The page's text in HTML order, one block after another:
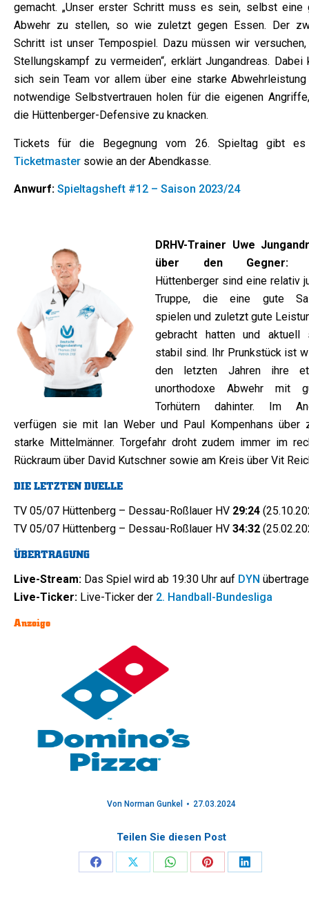
gemacht. „Unser erster Schritt muss es sein, selbst eine
Abwehr zu stellen, so wie zuletzt gegen Essen. Der
Schritt ist unser Tempospiel. Dazu müssen wir
Stellungskampf zu vermeiden“, erklärt Jungandreas. Dabei
sich sein Team vor allem über eine starke
notwendige Selbstvertrauen holen für die eigenen
die Hüttenberger-Defensive zu knacken.
Tickets für die Begegnung vom 26. Spieltag gibt
Ticketmaster sowie an der Abendkasse.
Anwurf: Spieltagsheft #12 – Saison 2023/24
DRHV-Trainer Uwe
über den Gegner:
Hüttenberger sind eine relativ
Truppe, die eine gute
spielen und zuletzt gute
gebracht hatten und aktuell
stabil sind. Ihr Prunkstück ist
den letzten Jahren ihre
unorthodoxe Abwehr mit
Torhütern dahinter. Im
verfügen sie mit Ian Weber und Paul Kompenhans über
starke Mittelmänner. Torgefahr droht zudem immer im
Rückraum über David Kutschner sowie am Kreis über Vit
DIE LETZTEN DUELLE
TV 05/07 Hüttenberg – Dessau-Roßlauer HV 29:24
TV 05/07 Hüttenberg – Dessau-Roßlauer HV 34:32
ÜBERTRAGUNG
Live-Stream: Das Spiel wird ab 19:30 Uhr auf DYN
Live-Ticker: Live-Ticker der 2. Handball-Bundesliga
Anzeige
Von Norman Gunkel 27.03.2024
Teilen Sie diesen Post
ShareShareShareShareShare